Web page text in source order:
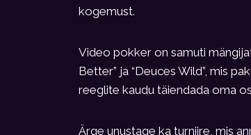
kogemust.
Video pokker on samuti
Better” ja “Deuces Wild”, mis
reeglite kaudu täiendada oma
Ärge unustage ka turniire, mis